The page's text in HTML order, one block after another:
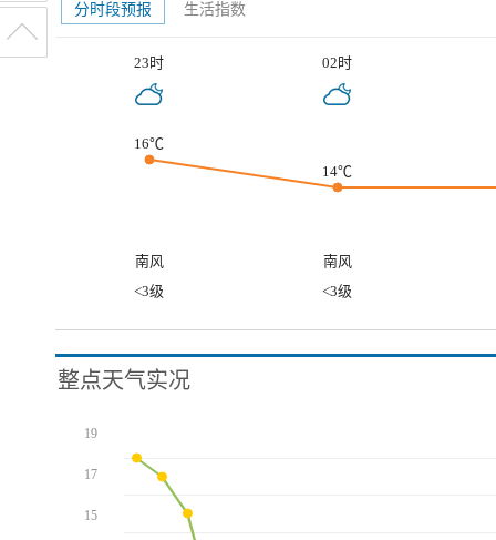
分时段预报 生活指数
23时 02时
16℃
14℃
南风
南风
<3级
<3级
整点天气实况
19
17
15